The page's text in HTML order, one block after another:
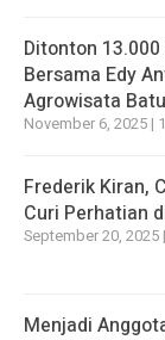
Ditonton
Bersama Edy
Agrowisata Batu
November 6, 2025 |
Frederik Kiran,
Curi Perhatian
September 20, 2025
Menjadi